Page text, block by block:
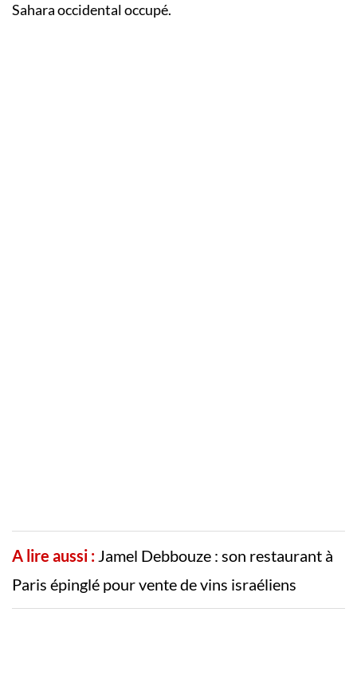
Sahara occidental occupé.
A lire aussi : Jamel Debbouze : son restaurant à
Paris épinglé pour vente de vins israéliens